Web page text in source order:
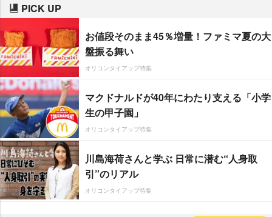
PICK UP
お値段そのまま45％増量！ファミマ夏の大
盤振る舞い
オリコンタイアップ特集
マクドナルドが40年にわたり支える「小学
生の甲子園」
オリコンタイアップ特集
川島海荷さんと学ぶ 日常に潜む“人身取
引”のリアル
オリコンタイアップ特集